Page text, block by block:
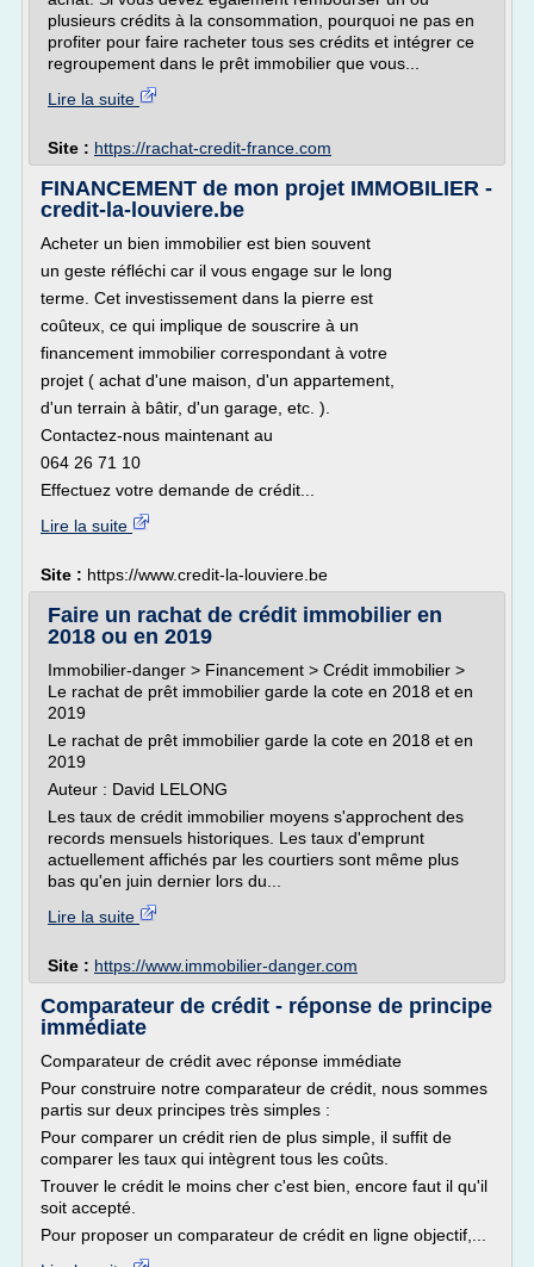
plusieurs crédits à la consommation, pourquoi ne pas en
profiter pour faire racheter tous ses crédits et intégrer ce
regroupement dans le prêt immobilier que vous...
Lire la suite
Site : https://rachat-credit-france.com
FINANCEMENT de mon projet IMMOBILIER -
credit-la-louviere.be
Acheter un bien immobilier est bien souvent
un geste réfléchi car il vous engage sur le long
terme. Cet investissement dans la pierre est
coûteux, ce qui implique de souscrire à un
financement immobilier correspondant à votre
projet ( achat d'une maison, d'un appartement,
d'un terrain à bâtir, d'un garage, etc. ).
Contactez-nous maintenant au
064 26 71 10
Effectuez votre demande de crédit...
Lire la suite
Site : https://www.credit-la-louviere.be
Faire un rachat de crédit immobilier en
2018 ou en 2019
Immobilier-danger > Financement > Crédit immobilier >
Le rachat de prêt immobilier garde la cote en 2018 et en
2019
Le rachat de prêt immobilier garde la cote en 2018 et en
2019
Auteur : David LELONG
Les taux de crédit immobilier moyens s'approchent des
records mensuels historiques. Les taux d'emprunt
actuellement affichés par les courtiers sont même plus
bas qu'en juin dernier lors du...
Lire la suite
Site : https://www.immobilier-danger.com
Comparateur de crédit - réponse de principe
immédiate
Comparateur de crédit avec réponse immédiate
Pour construire notre comparateur de crédit, nous sommes
partis sur deux principes très simples :
Pour comparer un crédit rien de plus simple, il suffit de
comparer les taux qui intègrent tous les coûts.
Trouver le crédit le moins cher c'est bien, encore faut il qu'il
soit accepté.
Pour proposer un comparateur de crédit en ligne objectif,...